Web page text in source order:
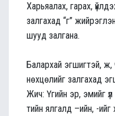
Харьяалах, гарах,
залгахад “г”
шууд залгана.
Балархай эгшигтэй, ж,
нөхцөлийг залгахад
Жич: Үгийн эр, эмийг
тийн ялгалд –ийн, -